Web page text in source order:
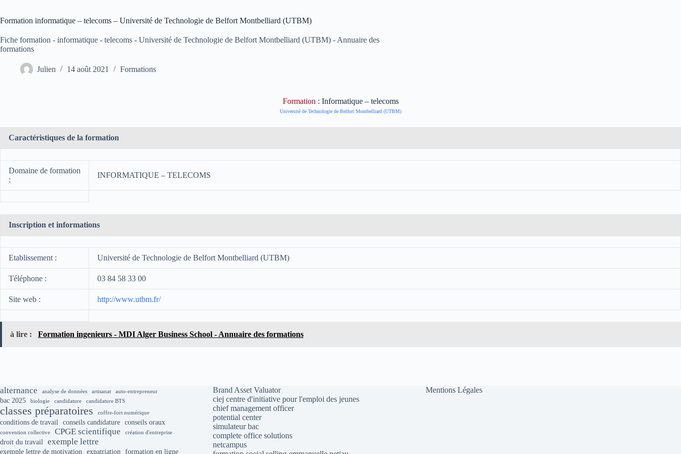
Formation informatique – telecoms – Université de Technologie de Belfort Montbelliard (UTBM)
Fiche formation - informatique - telecoms - Université de Technologie de Belfort Montbelliard (UTBM) - Annuaire des
formations
Julien 14 août 2021 Formations
Formation : Informatique – telecoms
Université de Technologie de Belfort Montbelliard (UTBM)
Caractéristiques de la formation
Domaine de formation
:
INFORMATIQUE – TELECOMS
Inscription et informations
Etablissement : Université de Technologie de Belfort Montbelliard (UTBM)
Téléphone : 03 84 58 33 00
Site web : http://www.utbm.fr/
à lire : Formation ingenieurs - MDI Alger Business School - Annuaire des formations
alternance analyse de données artisanat auto-entrepreneur
bac 2025 biologie candidature candidature BTS
classes préparatoires coffre-fort numérique
conditions de travail conseils candidature conseils oraux
convention collective CPGE scientifique création d'entreprise
droit du travail exemple lettre
exemple lettre de motivation expatriation formation en ligne
Brand Asset Valuator
ciej centre d'initiative pour l'emploi des jeunes
chief management officer
potential center
simulateur bac
complete office solutions
netcampus
Mentions Légales